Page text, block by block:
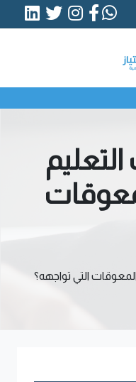
التي تواجهه؟